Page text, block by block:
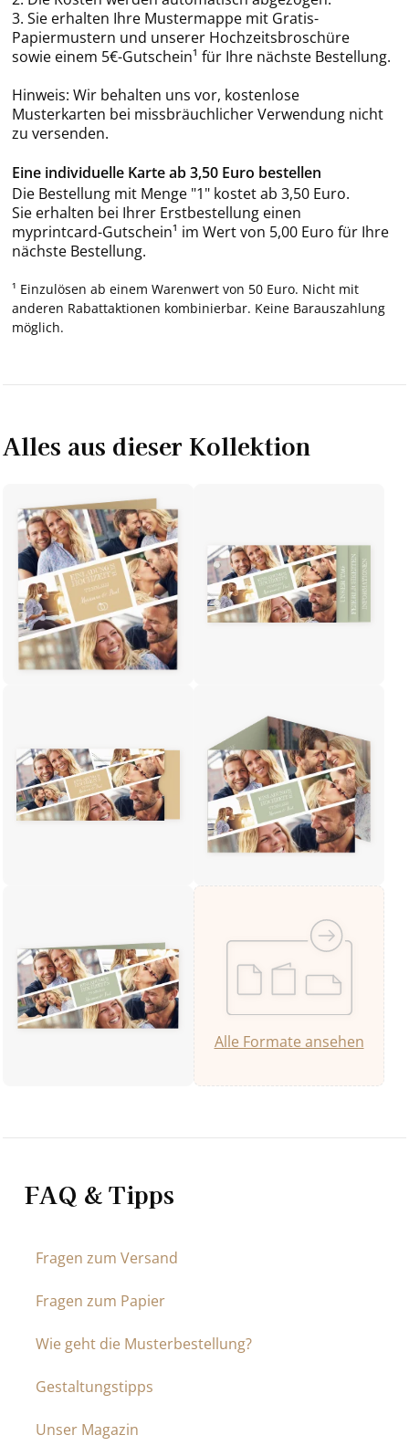
3. Sie erhalten Ihre Mustermappe mit Gratis-
Papiermustern und unserer Hochzeitsbroschüre
sowie einem 5€-Gutschein¹ für Ihre nächste Bestellung.
Hinweis: Wir behalten uns vor, kostenlose
Musterkarten bei missbräuchlicher Verwendung nicht
zu versenden.
Eine individuelle Karte ab 3,50 Euro bestellen
Die Bestellung mit Menge "1" kostet ab 3,50 Euro.
Sie erhalten bei Ihrer Erstbestellung einen
myprintcard-Gutschein¹ im Wert von 5,00 Euro für Ihre
nächste Bestellung.
¹ Einzulösen ab einem Warenwert von 50 Euro. Nicht mit
anderen Rabattaktionen kombinierbar. Keine Barauszahlung
möglich.
Alles aus dieser Kollektion
Alle Formate ansehen
FAQ & Tipps
Fragen zum Versand
Fragen zum Papier
Wie geht die Musterbestellung?
Gestaltungstipps
Unser Magazin